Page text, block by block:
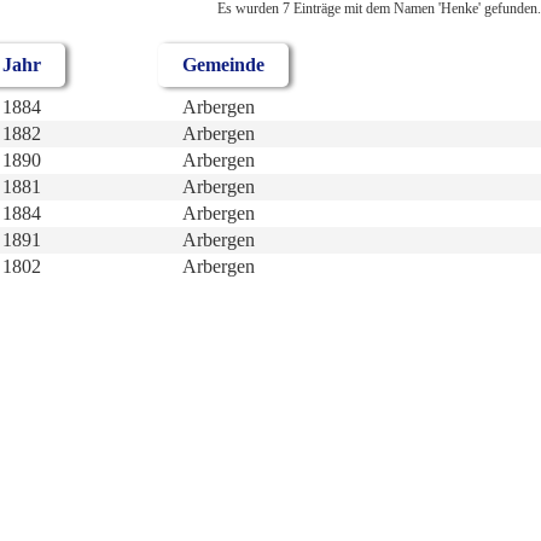
Es wurden 7 Einträge mit dem Namen 'Henke' gefunden.
Jahr Gemeinde
1884
Arbergen
1882
Arbergen
1890
Arbergen
1881
Arbergen
1884
Arbergen
1891
Arbergen
1802 Arbergen